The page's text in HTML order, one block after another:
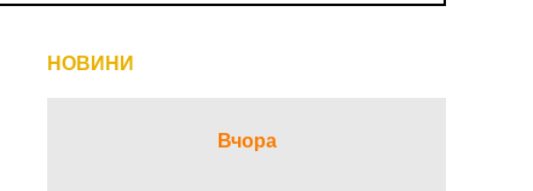
НОВИНИ
Вчора